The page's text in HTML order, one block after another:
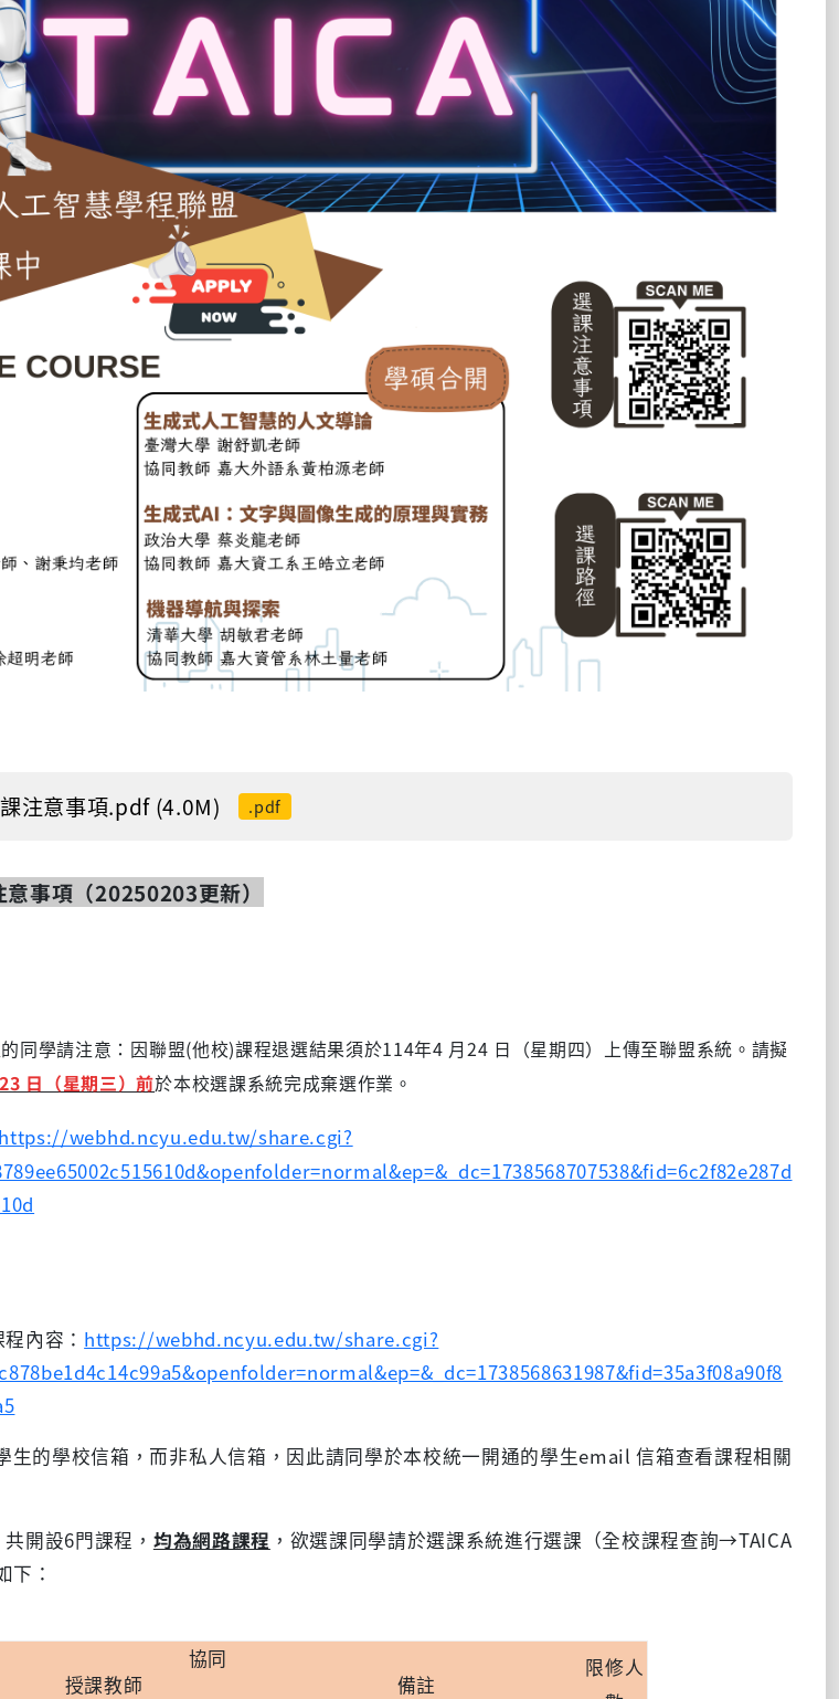
注意事項.pdf (4.0M) .pdf
事項（20250203更新）
同學請注意：因聯盟(他校)課程退選結果須於114年4 月24 日（星期四）上傳至聯盟系統。請擬
日（星期三）前於本校選課系統完成棄選作業。
https://webhd.ncyu.edu.tw/share.cgi?
內容： https://webhd.ncyu.edu.tw/share.cgi?
生的學校信箱，而非私人信箱，因此請同學於本校統一開通的學生email信箱查看課程相關
開設6門課程， 均為網路課程 ，欲選課同學請於選課系統進行選課（全校課程查詢→TAICA
下：
授課教師
協同
備註
限修人